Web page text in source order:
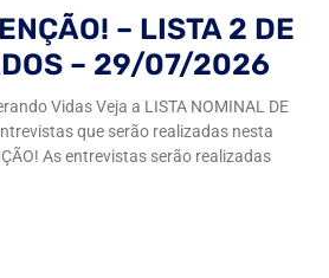
– LISTA 2 DE
– 29/07/2026
Vidas Veja a LISTA NOMINAL DE
que serão realizadas nesta
As entrevistas serão realizadas